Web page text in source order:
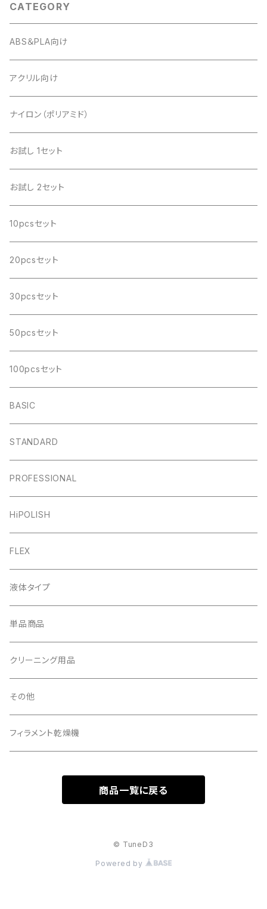
CATEGORY
ABS＆PLA向け
アクリル向け
ナイロン（ポリアミド）
お試し 1セット
お試し 2セット
10pcsセット
20pcsセット
30pcsセット
50pcsセット
100pcsセット
BASIC
STANDARD
PROFESSIONAL
HiPOLISH
FLEX
液体タイプ
単品商品
クリーニング用品
その他
フィラメント乾燥機
商品一覧に戻る
© TuneD3
Powered by